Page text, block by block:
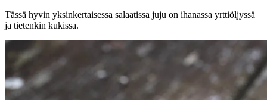
Tässä hyvin yksinkertaisessa salaatissa juju on ihanassa yrttiöljyssä
ja tietenkin kukissa.